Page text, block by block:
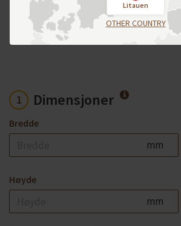
1 Dimensjoner
Bredde
mm
Høyde
mm
Litauen
OTHER COUNTRY